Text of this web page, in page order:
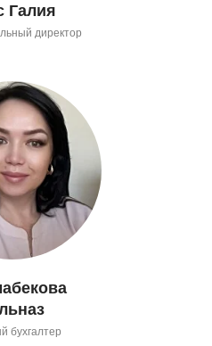
Галия
директор
бухгалтер